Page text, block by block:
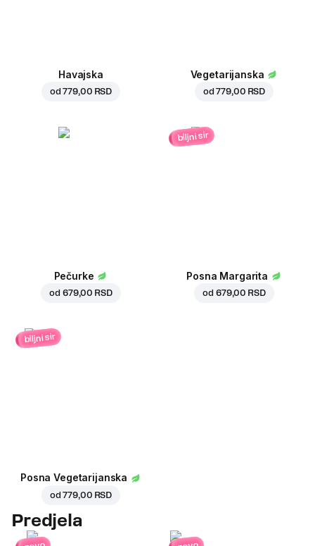
Havajska
od779,00 RSD
Vegetarijanska
od779,00 RSD
Pečurke
od 679,00 RSD
biljni sir
Posna Margarita
od 679,00 RSD
biljni sir
Posna Vegetarijanska
od779,00 RSD
Predjela